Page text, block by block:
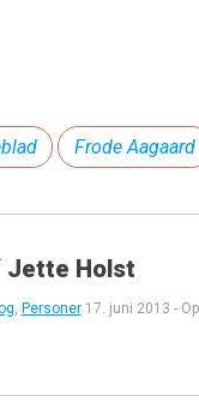
Frode Aagaard
Jette Holst
, Personer 17. juni 2013 -